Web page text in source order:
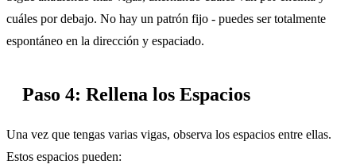
cuáles por debajo. No hay un patrón fijo - puedes ser totalmente
espontáneo en la dirección y espaciado.
Paso 4: Rellena los Espacios
Una vez que tengas varias vigas, observa los espacios entre ellas.
Estos espacios pueden: